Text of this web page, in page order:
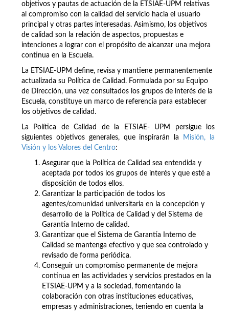
objetivos y pautas de actuación de la ETSIAE-UPM relativas
al compromiso con la calidad del servicio hacia el usuario
principal y otras partes interesadas. Asimismo, los objetivos
de calidad son la relación de aspectos, propuestas e
intenciones a lograr con el propósito de alcanzar una mejora
continua en la Escuela.
La ETSIAE-UPM define, revisa y mantiene permanentemente
actualizada su Política de Calidad. Formulada por su Equipo
de Dirección, una vez consultados los grupos de interés de la
Escuela, constituye un marco de referencia para establecer
los objetivos de calidad.
La Política de Calidad de la ETSIAE- UPM persigue los
siguientes objetivos generales, que inspirarán la
Misión, la
Visión y los Valores del Centro:
Asegurar que la Política de Calidad sea entendida y
aceptada por todos los grupos de interés y que esté a
disposición de todos ellos.
Garantizar la participación de todos los
agentes/comunidad universitaria en la concepción y
desarrollo de la Política de Calidad y del Sistema de
Garantía Interno de calidad.
Garantizar que el Sistema de Garantía Interno de
Calidad se mantenga efectivo y que sea controlado y
revisado de forma periódica.
Conseguir un compromiso permanente de mejora
continua en las actividades y servicios prestados en la
ETSIAE-UPM y a la sociedad, fomentando la
colaboración con otras instituciones educativas,
empresas y administraciones, teniendo en cuenta la